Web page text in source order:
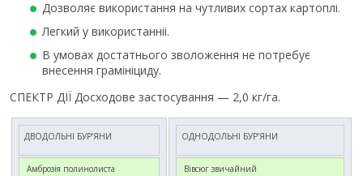
Дозволяє використання на чутливих сортах картоплі.
Легкий у використанніі.
В умовах достатнього зволоження не потребує
внесення грамініциду.
СПЕКТР ДІЇ Досходове застосування — 2,0 кг/га.
ДВОДОЛЬНІ БУР’ЯНИ
Амброзія полинолиста
ОДНОДОЛЬНІ БУР’ЯНИ
Вівсюг звичайний